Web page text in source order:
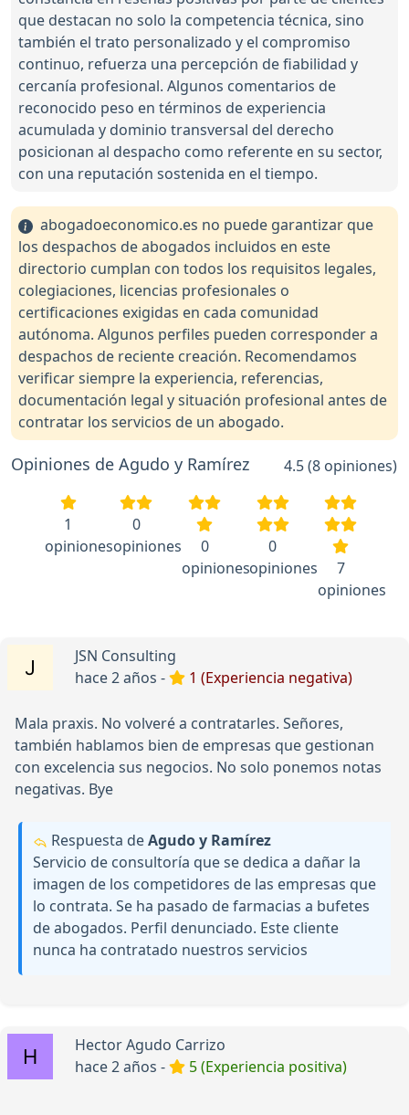
que destacan no solo la competencia técnica, sino
también el trato personalizado y el compromiso
continuo, refuerza una percepción de fiabilidad y
cercanía profesional. Algunos comentarios de
reconocido peso en términos de experiencia
acumulada y dominio transversal del derecho
posicionan al despacho como referente en su sector,
con una reputación sostenida en el tiempo.
abogadoeconomico.es no puede garantizar que
los despachos de abogados incluidos en este
directorio cumplan con todos los requisitos legales,
colegiaciones, licencias profesionales o
certificaciones exigidas en cada comunidad
autónoma. Algunos perfiles pueden corresponder a
despachos de reciente creación. Recomendamos
verificar siempre la experiencia, referencias,
documentación legal y situación profesional antes de
contratar los servicios de un abogado.
Opiniones de Agudo y Ramírez 4.5 (8 opiniones)
1
opiniones
0
opiniones
0
opiniones
0
opiniones
7
opiniones
JSN Consulting
hace 2 años -
1 (Experiencia negativa)
Mala praxis. No volveré a contratarles. Señores,
también hablamos bien de empresas que gestionan
con excelencia sus negocios. No solo ponemos notas
negativas. Bye
Respuesta deAgudo y Ramírez
Servicio de consultoría que se dedica a dañar la
imagen de los competidores de las empresas que
lo contrata. Se ha pasado de farmacias a bufetes
de abogados. Perfil denunciado. Este cliente
nunca ha contratado nuestros servicios
Hector Agudo Carrizo
hace 2 años -
5 (Experiencia positiva)